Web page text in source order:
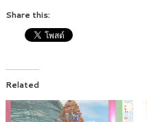
Share this:
Related